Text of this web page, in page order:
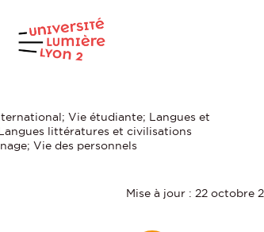
Vie étudiante; Langues et
littératures et civilisations
Vie des personnels
Mise à jour : 22 octobre